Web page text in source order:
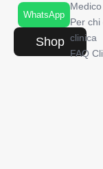
WhatsApp
Shop
Medico
Per chi
clinica
FAQ